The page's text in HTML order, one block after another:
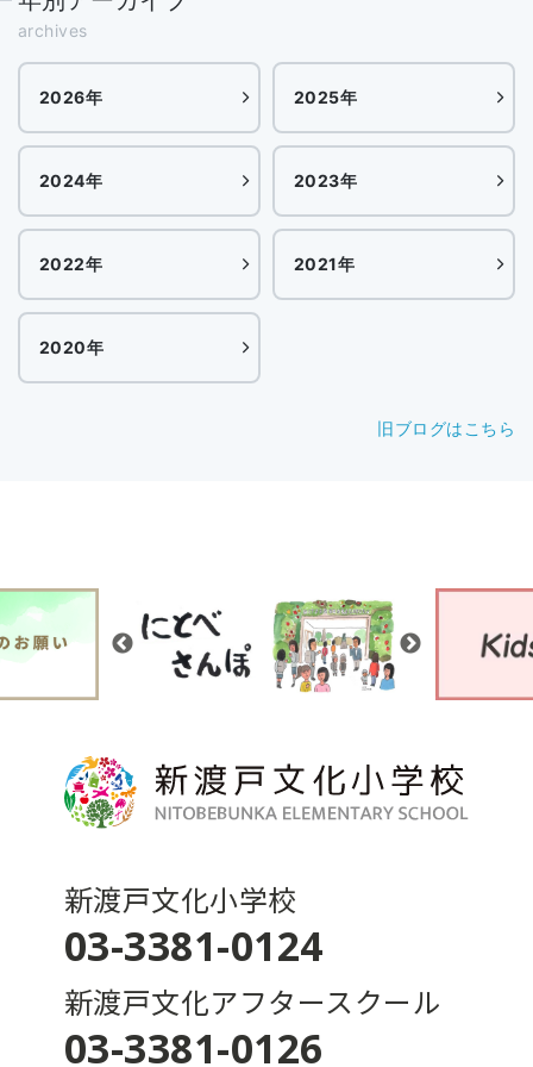
archives
2026年 2025年
2024年 2023年
2022年 2021年
2020年
旧ブログはこちら
新渡戸文化小学校
03-3381-0124
新渡戸文化アフタースクール
03-3381-0126